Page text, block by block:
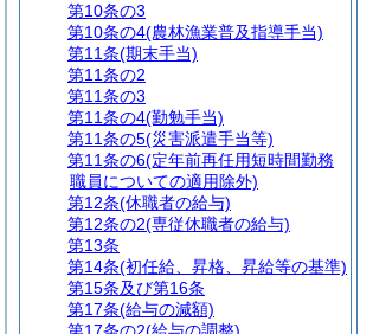
第10条の3
第10条の4(農林漁業普及指導手当)
第11条(期末手当)
第11条の2
第11条の3
第11条の4(勤勉手当)
第11条の5(災害派遣手当等)
第11条の6(定年前再任用短時間勤務
職員についての適用除外)
第12条(休職者の給与)
第12条の2(専従休職者の給与)
第13条
第14条(初任給、昇格、昇給等の基準)
第15条及び第16条
第17条(給与の減額)